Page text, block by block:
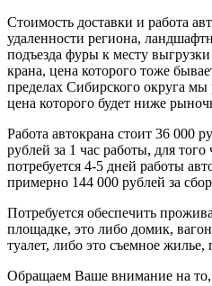
Стоимость доставки и работа
удаленности региона,
подъезда фуры к месту выгрузки
крана, цена которого тоже
пределах Сибирского округа
цена которого будет ниже
Работа автокрана стоит 36 000
рублей за 1 час работы, для
потребуется 4-5 дней работы
примерно 144 000 рублей за
Потребуется обеспечить
площадке, это либо домик,
туалет, либо это съемное
Обращаем Ваше внимание на то,